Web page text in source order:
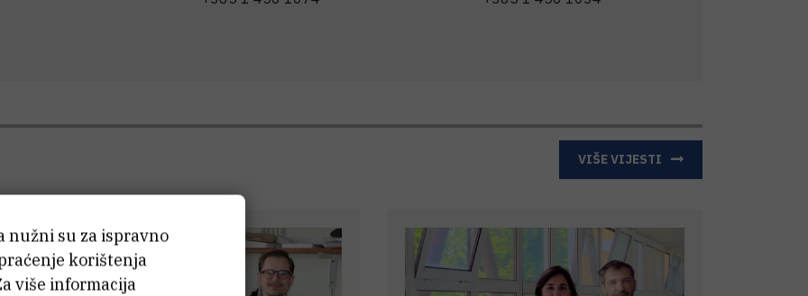
VIŠE VIJESTI
nužni su za ispravno
korištenja
više informacija